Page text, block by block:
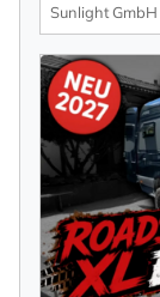
Sunlight GmbH